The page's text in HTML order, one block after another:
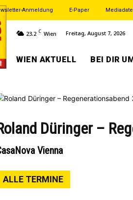
Anmeldung E-Paper
23.2 C Wien Freitag, August 7, 2026
WIEN AKTUELL BEI DIR
Düringer –
Vienna
ALLE TERMINE